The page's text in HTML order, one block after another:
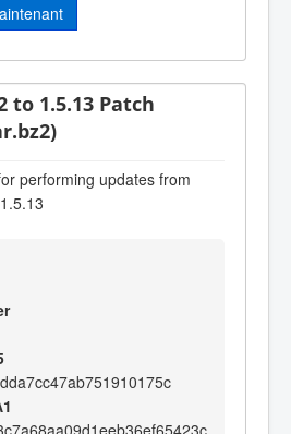
to 1.5.13 Patch
performing updates from